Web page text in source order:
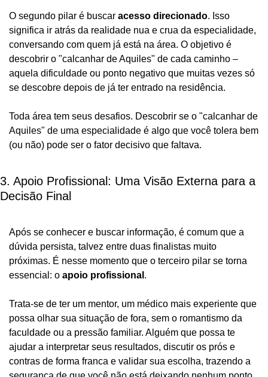
O segundo pilar é buscar acesso direcionado. Isso
significa ir atrás da realidade nua e crua da especialidade,
conversando com quem já está na área. O objetivo é
descobrir o "calcanhar de Aquiles" de cada caminho –
aquela dificuldade ou ponto negativo que muitas vezes só
se descobre depois de já ter entrado na residência.
Toda área tem seus desafios. Descobrir se o "calcanhar de
Aquiles" de uma especialidade é algo que você tolera bem
(ou não) pode ser o fator decisivo que faltava.
3. Apoio Profissional: Uma Visão Externa para a
Decisão Final
Após se conhecer e buscar informação, é comum que a
dúvida persista, talvez entre duas finalistas muito
próximas. É nesse momento que o terceiro pilar se torna
essencial: o apoio profissional .
Trata-se de ter um mentor, um médico mais experiente que
possa olhar sua situação de fora, sem o romantismo da
faculdade ou a pressão familiar. Alguém que possa te
ajudar a interpretar seus resultados, discutir os prós e
contras de forma franca e validar sua escolha, trazendo a